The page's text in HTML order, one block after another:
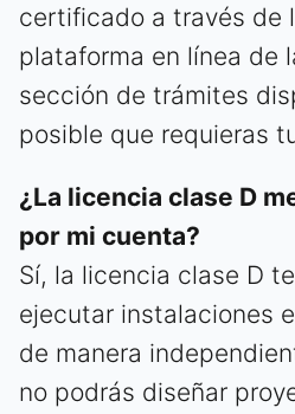
certificado a través de
plataforma en línea de
sección de trámites
posible que requieras
¿La licencia clase D
por mi cuenta?
Sí, la licencia clase D
ejecutar instalaciones
de manera
no podrás diseñar